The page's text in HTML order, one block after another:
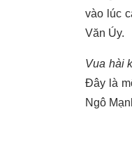
vào lúc
Văn Úy.
Vua hài
Đây là
Ngô